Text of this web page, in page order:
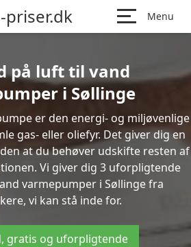
priser.dk Menu
på luft til vand
i Søllinge
er den energi- og miljøvenlige
gas- eller oliefyr. Det giver dig en
at du behøver udskifte resten af
Vi giver dig 3 uforpligtende
varmepumper i Søllinge fra
vi kan stå inde for.
gratis og uforpligtende